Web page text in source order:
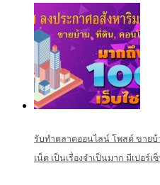
รับทำตลาดออนไลน์ โพสต์ ขาย
เน็ต เป็นเรื่องจำเป็นมาก มีเปอร์